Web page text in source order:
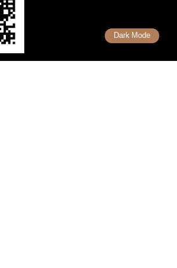
Dark Mode